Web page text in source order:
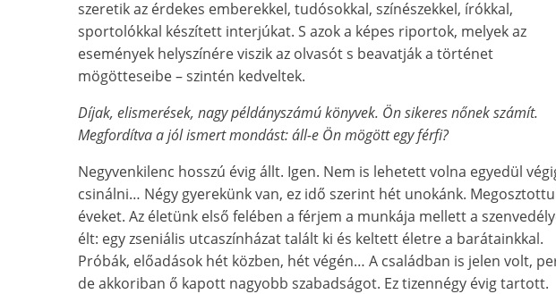
szeretik az érdekes emberekkel, tudósokkal, színészekkel, írókkal,
sportolókkal készített interjúkat. S azok a képes riportok, melyek az
események helyszínére viszik az olvasót s beavatják a történet
mögötteseibe – szintén kedveltek.
Díjak, elismerések, nagy példányszámú könyvek. Ön sikeres nőnek számít.
Megfordítva a jól ismert mondást: áll-e Ön mögött egy férfi?
Negyvenkilenc hosszú évig állt. Igen. Nem is lehetett volna egyedül
csinálni… Négy gyerekünk van, ez idő szerint hét unokánk.
éveket. Az életünk első felében a férjem a munkája mellett a
élt: egy zseniális utcaszínházat talált ki és keltett életre a barátainkkal.
Próbák, előadások hét közben, hét végén… A családban is jelen volt,
de akkoriban ő kapott nagyobb szabadságot. Ez tizennégy évig tartott.